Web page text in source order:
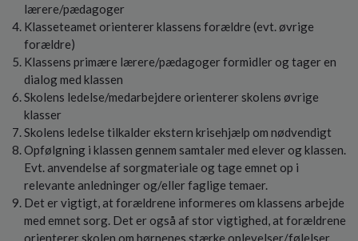
lærere/pædagoger
Klasseteamet orienterer klassens forældre (evt. øvrige
forældre)
Klassens primære lærere/pædagoger formidler og tager en
dialog med klassen
Skolens ledelse/medarbejdere orienterer skolens øvrige
klasser
Skolens ledelse tilkalder ekstern krisehjælp om nødvendigt
Opfølgning i klassen gennem samtaler med elever og klassen.
Evt. anvendelse af sorgmateriale og tage emnet op i
relevante anledninger og/eller faglige temaer.
Det er vigtigt, at forældrene informeres om klassens arbejde
med emnet sorg. Det er også af stor vigtighed, at forældrene
orienterer skolen om børnenes stærke oplevelser/følelser